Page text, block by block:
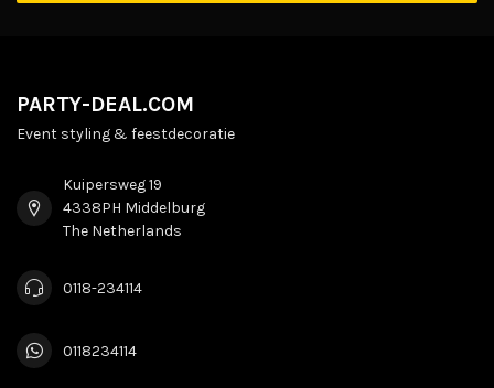
PARTY-DEAL.COM
Event styling & feestdecoratie
Kuipersweg 19
4338PH Middelburg
The Netherlands
0118-234114
0118234114